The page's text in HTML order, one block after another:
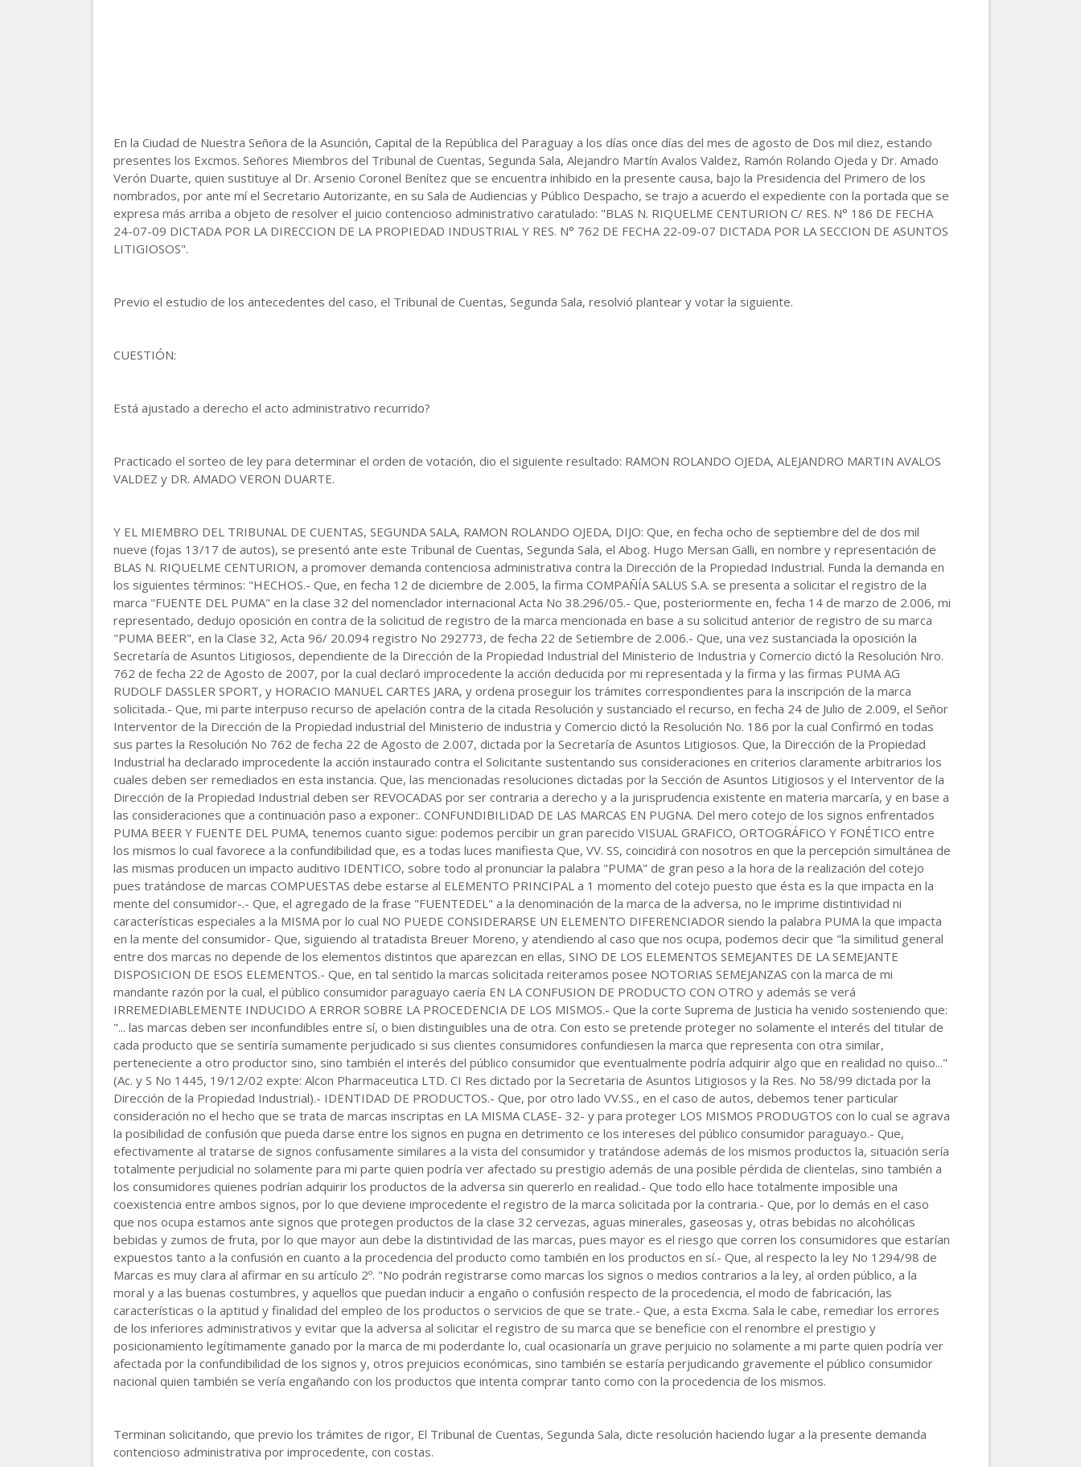
En la Ciudad de Nuestra Señora de la Asunción, Capital de la República del Paraguay a los días once días del mes de agosto de Dos mil diez, estando
presentes los Excmos. Señores Miembros del Tribunal de Cuentas, Segunda Sala, Alejandro Martín Avalos Valdez, Ramón Rolando Ojeda y Dr. Amado
Verón Duarte, quien sustituye al Dr. Arsenio Coronel Benítez que se encuentra inhibido en la presente causa, bajo la Presidencia del Primero de los
nombrados, por ante mí el Secretario Autorizante, en su Sala de Audiencias y Público Despacho, se trajo a acuerdo el expediente con la portada que se
expresa más arriba a objeto de resolver el juicio contencioso administrativo caratulado: "BLAS N. RIQUELME CENTURION C/ RES. N° 186 DE FECHA
24-07-09 DICTADA POR LA DIRECCION DE LA PROPIEDAD INDUSTRIAL Y RES. N° 762 DE FECHA 22-09-07 DICTADA POR LA SECCION DE ASUNTOS
LITIGIOSOS".
Previo el estudio de los antecedentes del caso, el Tribunal de Cuentas, Segunda Sala, resolvió plantear y votar la siguiente.
CUESTIÓN:
Está ajustado a derecho el acto administrativo recurrido?
Practicado el sorteo de ley para determinar el orden de votación, dio el siguiente resultado: RAMON ROLANDO OJEDA, ALEJANDRO MARTIN AVALOS
VALDEZ y DR. AMADO VERON DUARTE.
Y EL MIEMBRO DEL TRIBUNAL DE CUENTAS, SEGUNDA SALA, RAMON ROLANDO OJEDA, DIJO: Que, en fecha ocho de septiembre del de dos mil
nueve (fojas 13/17 de autos), se presentó ante este Tribunal de Cuentas, Segunda Sala, el Abog. Hugo Mersan Galli, en nombre y representación de
BLAS N. RIQUELME CENTURION, a promover demanda contenciosa administrativa contra la Dirección de la Propiedad Industrial. Funda la demanda en
los siguientes términos: "HECHOS.- Que, en fecha 12 de diciembre de 2.005, la firma COMPAÑÍA SALUS S.A. se presenta a solicitar el registro de la
marca "FUENTE DEL PUMA" en la clase 32 del nomenclador internacional Acta No 38.296/05.- Que, posteriormente en, fecha 14 de marzo de 2.006, mi
representado, dedujo oposición en contra de la solicitud de registro de la marca mencionada en base a su solicitud anterior de registro de su marca
"PUMA BEER", en la Clase 32, Acta 96/ 20.094 registro No 292773, de fecha 22 de Setiembre de 2.006.- Que, una vez sustanciada la oposición la
Secretaría de Asuntos Litigiosos, dependiente de la Dirección de la Propiedad Industrial del Ministerio de Industria y Comercio dictó la Resolución Nro.
762 de fecha 22 de Agosto de 2007, por la cual declaró improcedente la acción deducida por mi representada y la firma y las firmas PUMA AG
RUDOLF DASSLER SPORT, y HORACIO MANUEL CARTES JARA, y ordena proseguir los trámites correspondientes para la inscripción de la marca
solicitada.- Que, mi parte interpuso recurso de apelación contra de la citada Resolución y sustanciado el recurso, en fecha 24 de Julio de 2.009, el Señor
Interventor de la Dirección de la Propiedad industrial del Ministerio de industria y Comercio dictó la Resolución No. 186 por la cual Confirmó en todas
sus partes la Resolución No 762 de fecha 22 de Agosto de 2.007, dictada por la Secretaría de Asuntos Litigiosos. Que, la Dirección de la Propiedad
Industrial ha declarado improcedente la acción instaurado contra el Solicitante sustentando sus consideraciones en criterios claramente arbitrarios los
cuales deben ser remediados en esta instancia. Que, las mencionadas resoluciones dictadas por la Sección de Asuntos Litigiosos y el Interventor de la
Dirección de la Propiedad Industrial deben ser REVOCADAS por ser contraria a derecho y a la jurisprudencia existente en materia marcaría, y en base a
las consideraciones que a continuación paso a exponer:. CONFUNDIBILIDAD DE LAS MARCAS EN PUGNA. Del mero cotejo de los signos enfrentados
PUMA BEER Y FUENTE DEL PUMA, tenemos cuanto sigue: podemos percibir un gran parecido VISUAL GRAFICO, ORTOGRÁFICO Y FONÉTICO entre
los mismos lo cual favorece a la confundibilidad que, es a todas luces manifiesta Que, VV. SS, coincidirá con nosotros en que la percepción simultánea de
las mismas producen un impacto auditivo IDENTICO, sobre todo al pronunciar la palabra "PUMA" de gran peso a la hora de la realización del cotejo
pues tratándose de marcas COMPUESTAS debe estarse al ELEMENTO PRINCIPAL a 1 momento del cotejo puesto que ésta es la que impacta en la
mente del consumidor-.- Que, el agregado de la frase "FUENTEDEL" a la denominación de la marca de la adversa, no le imprime distintividad ni
características especiales a la MISMA por lo cual NO PUEDE CONSIDERARSE UN ELEMENTO DIFERENCIADOR siendo la palabra PUMA la que impacta
en la mente del consumidor- Que, siguiendo al tratadista Breuer Moreno, y atendiendo al caso que nos ocupa, podemos decir que "la similitud general
entre dos marcas no depende de los elementos distintos que aparezcan en ellas, SINO DE LOS ELEMENTOS SEMEJANTES DE LA SEMEJANTE
DISPOSICION DE ESOS ELEMENTOS.- Que, en tal sentido la marcas solicitada reiteramos posee NOTORIAS SEMEJANZAS con la marca de mi
mandante razón por la cual, el público consumidor paraguayo caería EN LA CONFUSION DE PRODUCTO CON OTRO y además se verá
IRREMEDIABLEMENTE INDUCIDO A ERROR SOBRE LA PROCEDENCIA DE LOS MISMOS.- Que la corte Suprema de Justicia ha venido sosteniendo que:
"... las marcas deben ser inconfundibles entre sí, o bien distinguibles una de otra. Con esto se pretende proteger no solamente el interés del titular de
cada producto que se sentiría sumamente perjudicado si sus clientes consumidores confundiesen la marca que representa con otra similar,
perteneciente a otro productor sino, sino también el interés del público consumidor que eventualmente podría adquirir algo que en realidad no quiso..."
(Ac. y S No 1445, 19/12/02 expte: Alcon Pharmaceutica LTD. CI Res dictado por la Secretaria de Asuntos Litigiosos y la Res. No 58/99 dictada por la
Dirección de la Propiedad Industrial).- IDENTIDAD DE PRODUCTOS.- Que, por otro lado VV.SS., en el caso de autos, debemos tener particular
consideración no el hecho que se trata de marcas inscriptas en LA MISMA CLASE- 32- y para proteger LOS MISMOS PRODUGTOS con lo cual se agrava
la posibilidad de confusión que pueda darse entre los signos en pugna en detrimento ce los intereses del público consumidor paraguayo.- Que,
efectivamente al tratarse de signos confusamente similares a la vista del consumidor y tratándose además de los mismos productos la, situación sería
totalmente perjudicial no solamente para mi parte quien podría ver afectado su prestigio además de una posible pérdida de clientelas, sino también a
los consumidores quienes podrían adquirir los productos de la adversa sin quererlo en realidad.- Que todo ello hace totalmente imposible una
coexistencia entre ambos signos, por lo que deviene improcedente el registro de la marca solicitada por la contraria.- Que, por lo demás en el caso
que nos ocupa estamos ante signos que protegen productos de la clase 32 cervezas, aguas minerales, gaseosas y, otras bebidas no alcohólicas
bebidas y zumos de fruta, por lo que mayor aun debe la distintividad de las marcas, pues mayor es el riesgo que corren los consumidores que estarían
expuestos tanto a la confusión en cuanto a la procedencia del producto como también en los productos en sí.- Que, al respecto la ley No 1294/98 de
Marcas es muy clara al afirmar en su artículo 2º. "No podrán registrarse como marcas los signos o medios contrarios a la ley, al orden público, a la
moral y a las buenas costumbres, y aquellos que puedan inducir a engaño o confusión respecto de la procedencia, el modo de fabricación, las
características o la aptitud y finalidad del empleo de los productos o servicios de que se trate.- Que, a esta Excma. Sala le cabe, remediar los errores
de los inferiores administrativos y evitar que la adversa al solicitar el registro de su marca que se beneficie con el renombre el prestigio y
posicionamiento legítimamente ganado por la marca de mi poderdante lo, cual ocasionaría un grave perjuicio no solamente a mi parte quien podría ver
afectada por la confundibilidad de los signos y, otros prejuicios económicas, sino también se estaría perjudicando gravemente el público consumidor
nacional quien también se vería engañando con los productos que intenta comprar tanto como con la procedencia de los mismos.
Terminan solicitando, que previo los trámites de rigor, El Tribunal de Cuentas, Segunda Sala, dicte resolución haciendo lugar a la presente demanda
contencioso administrativa por improcedente, con costas.